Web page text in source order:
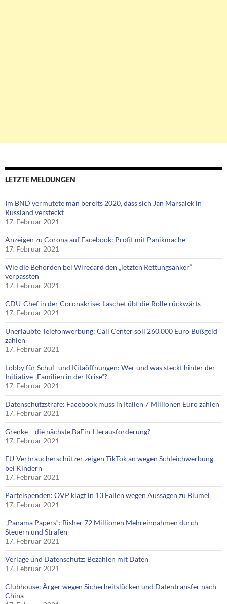
LETZTE MELDUNGEN
Im BND vermutete man bereits 2020, dass sich Jan Marsalek in
Russland versteckt
17. Februar 2021
Anzeigen zu Corona auf Facebook: Profit mit Panikmache
17. Februar 2021
Wie die Behörden bei Wirecard den „letzten Rettungsanker“
verpassten
17. Februar 2021
CDU-Chef in der Coronakrise: Laschet übt die Rolle rückwärts
17. Februar 2021
Unerlaubte Telefonwerbung: Call Center soll 260.000 Euro Bußgeld
zahlen
17. Februar 2021
Lobby für Schul- und Kitaöffnungen: Wer und was steckt hinter der
Initiative „Familien in der Krise“?
17. Februar 2021
Datenschutzstrafe: Facebook muss in Italien 7 Millionen Euro zahlen
17. Februar 2021
Grenke – die nächste BaFin-Herausforderung?
17. Februar 2021
EU-Verbraucherschützer zeigen TikTok an wegen Schleichwerbung
bei Kindern
17. Februar 2021
Parteispenden: ÖVP klagt in 13 Fällen wegen Aussagen zu Blümel
17. Februar 2021
„Panama Papers“: Bisher 72 Millionen Mehreinnahmen durch
Steuern und Strafen
17. Februar 2021
Verlage und Datenschutz: Bezahlen mit Daten
17. Februar 2021
Clubhouse: Ärger wegen Sicherheitslücken und Datentransfer nach
China